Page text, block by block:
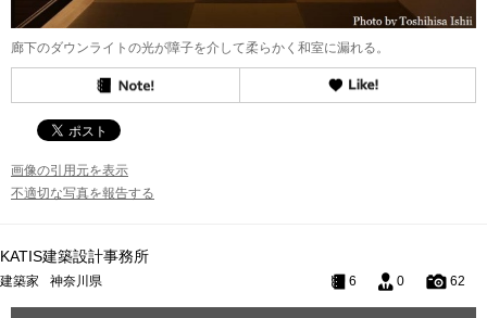
廊下のダウンライトの光が障子を介して柔らかく和室に漏れる。
画像の引用元を表示
不適切な写真を報告する
KATIS建築設計事務所
建築家 神奈川県 6 0 62